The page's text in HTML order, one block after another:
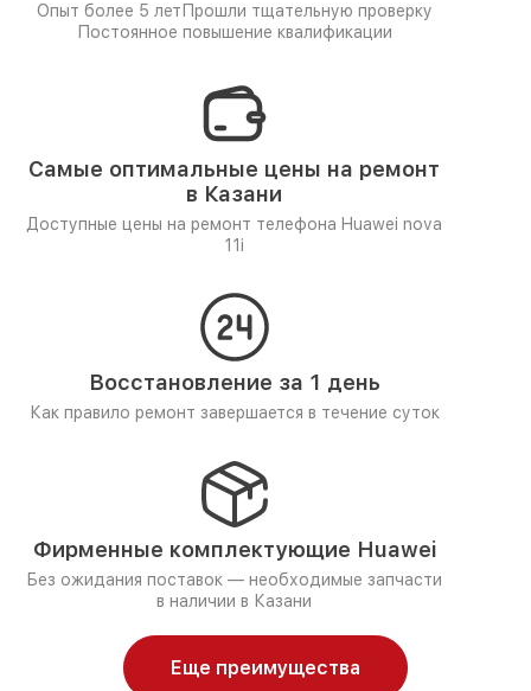
Опыт более 5 лет Прошли тщательную проверку
Постоянное повышение квалификации
Самые оптимальные цены на ремонт
в Казани
Доступные цены на ремонт телефона Huawei nova
11i
Восстановление за 1 день
Как правило ремонт завершается в течение суток
Фирменные комплектующие Huawei
Без ожидания поставок — необходимые запчасти
в наличии в Казани
Еще преимущества